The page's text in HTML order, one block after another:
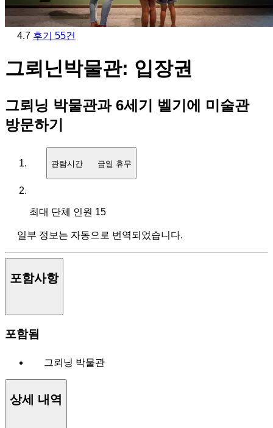
4.7 후기 55건
그뢰닌박물관: 입장권
그뢰닝 박물관과 6세기 벨기에 미술관
방문하기
관람시간 금일 휴무
최대 단체 인원 15
일부 정보는 자동으로 번역되었습니다.
포함사항
포함됨
그뢰닝 박물관
상세 내역